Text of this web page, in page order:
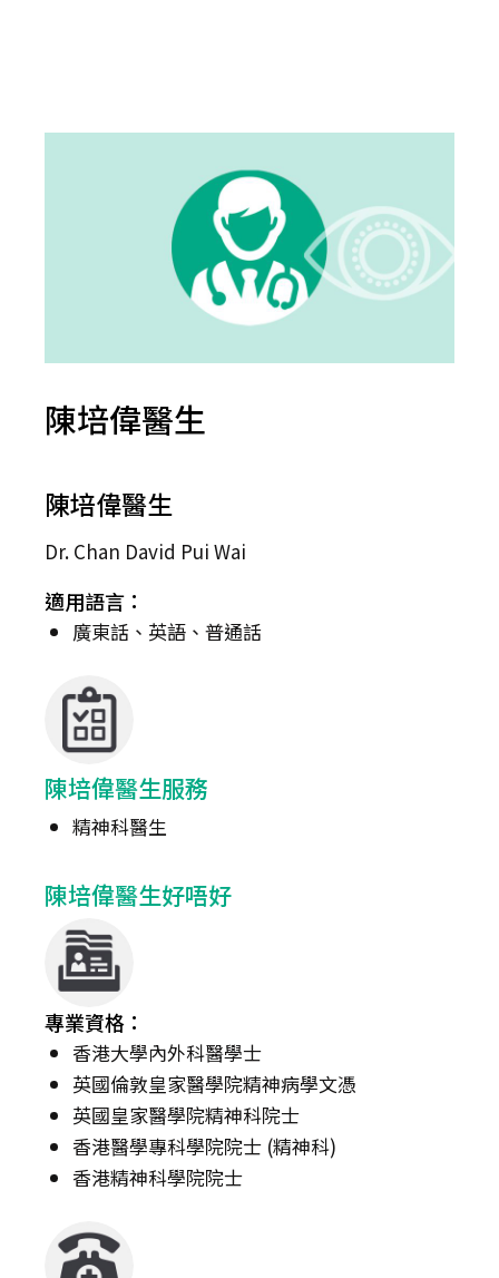
陳培偉醫生
陳培偉醫生
Dr. Chan David Pui Wai
適用語言：
廣東話、英語、普通話
陳培偉醫生服務
精神科醫生
陳培偉醫生好唔好
專業資格：
香港大學內外科醫學士
英國倫敦皇家醫學院精神病學文憑
英國皇家醫學院精神科院士
香港醫學專科學院院士 (精神科)
香港精神科學院院士